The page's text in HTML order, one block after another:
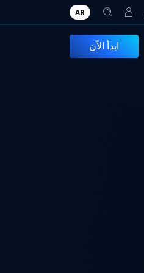
AR
ابدأ الاّن